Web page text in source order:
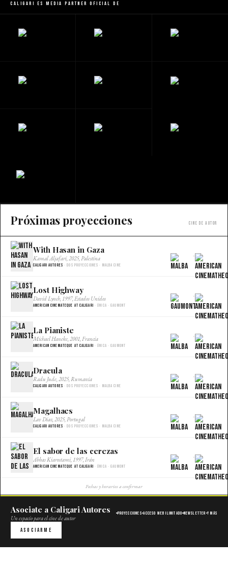
Caligari es Media Partner Oficial de
Próximas proyecciones Cine de autor
With Hasan in Gaza
Kamal Aljafari, 2025, Palestina
Caligari Autores · Dos proyecciones · Malba Cine
×
Lost Highway
David Lynch, 1997, Estados Unidos
American Cinemateque at Caligari · Única · Gaumont
×
La Pianiste
Michael Haneke, 2001, Francia
American Cinemateque at Caligari · Única · Gaumont
×
Dracula
Radu Jude, 2025, Rumania
Caligari Autores · Dos proyecciones · Malba Cine
×
Magalhaes
Lav Diaz, 2025, Portugal
Caligari Autores · Dos proyecciones · Malba Cine
×
El sabor de las cerezas
Abbas Kiarostami, 1997, Irán
American Cinemateque at Caligari · Única · Gaumont
×
Fechas y horarios a confirmar
Asociate a Caligari Autores
Un espacio para el cine de autor
Proyecciones Acceso web ilimitado Newsletter Y más
Asociarme